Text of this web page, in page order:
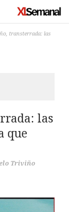
transterrada: las
las
que
Triviño